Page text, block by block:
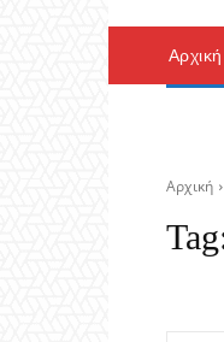
Αρχική
Αρχική